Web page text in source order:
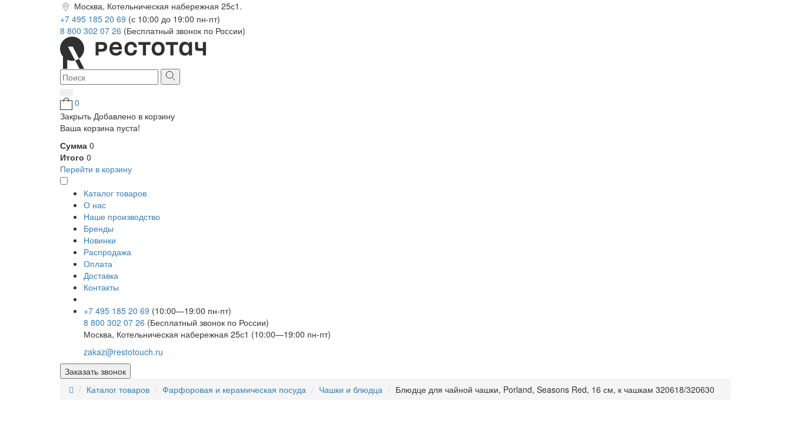
Москва, Котельническая набережная 25с1.
+7 495 185 20 69 (с 10:00 до 19:00 пн-пт)
8 800 302 07 26 (Бесплатный звонок по России)
0
Закрыть Добавлено в корзину
Ваша корзина пуста!
Сумма 0
Итого 0
Перейти в корзину
Каталог товаров
О нас
Наше производство
Бренды
Новинки
Распродажа
Оплата
Доставка
Контакты
+7 495 185 20 69 (10:00—19:00 пн-пт)
8 800 302 07 26 (Бесплатный звонок по России)
Москва, Котельническая набережная 25с1 (10:00—19:00 пн-пт)
zakaz@restotouch.ru
Заказать звонок
Каталог товаров
Фарфоровая и керамическая посуда Чашки и блюдца Блюдце для чайной чашки, Porland, Seasons Red, 16 см, к чашкам 320618/320630